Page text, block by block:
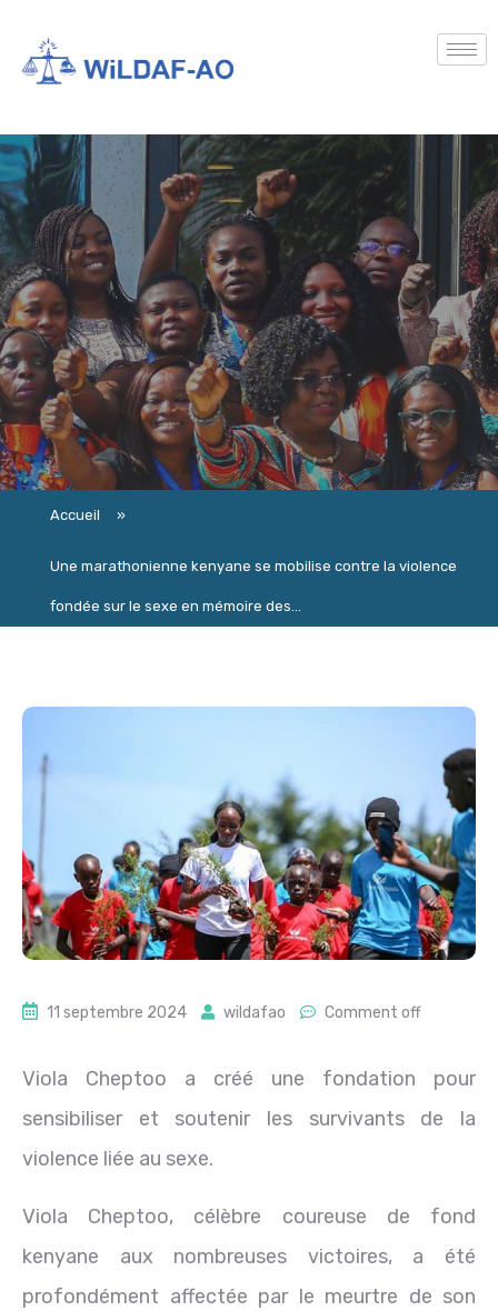
Accueil »
Une marathonienne kenyane se mobilise contre la violence
fondée sur le sexe en mémoire des...
11 septembre 2024 wildafao Comment off
Viola Cheptoo a créé une fondation pour
sensibiliser et soutenir les survivants de la
violence liée au sexe.
Viola Cheptoo, célèbre coureuse de fond
kenyane aux nombreuses victoires, a été
profondément affectée par le meurtre de son